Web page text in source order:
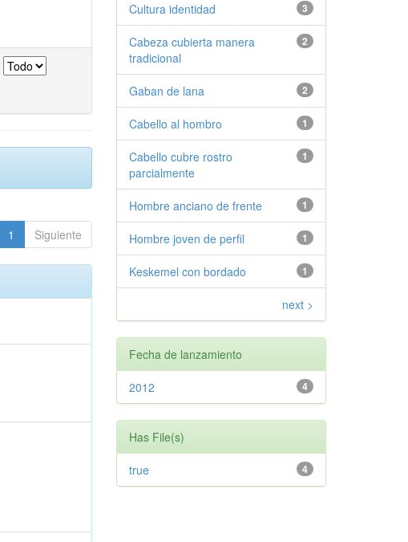
1 Siguiente
3
Cultura identidad
2
Cabeza cubierta manera
tradicional
2
Gaban de lana
1
Cabello al hombro
1
Cabello cubre rostro
parcialmente
1
Hombre anciano de frente
1
Hombre joven de perfil
1
Keskemel con bordado
next >
Fecha de lanzamiento
4
2012
Has File(s)
4
true